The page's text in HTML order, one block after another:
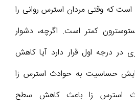
است که وقتی مردان استرس روانی را
کمتر است. اگرچه، دشوار
در درجه اول قرار دارد آیا کاهش
حساسیت به حوادث استرس زا
استرس زا باعث کاهش سطح